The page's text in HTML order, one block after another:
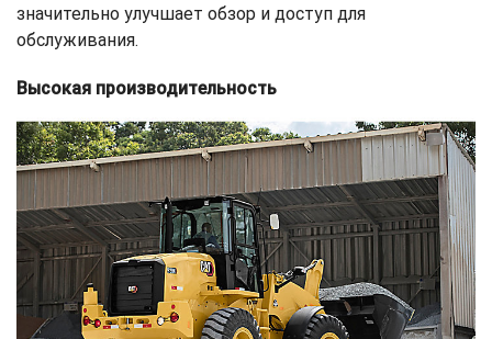
значительно улучшает обзор и доступ для
обслуживания.
Высокая производительность